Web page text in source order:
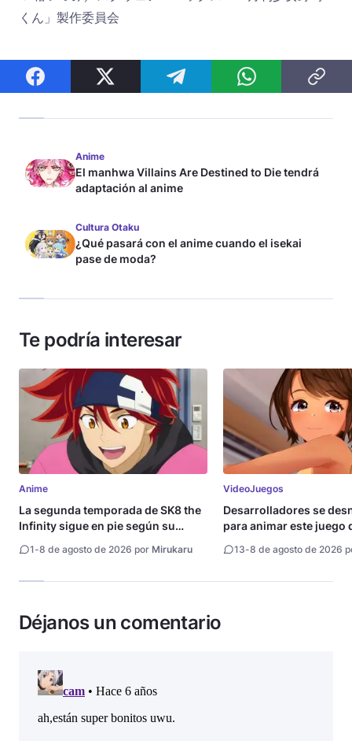
くん」製作委員会
Anime
El manhwa Villains Are Destined to Die tendrá
adaptación al anime
Cultura Otaku
¿Qué pasará con el anime cuando el isekai
pase de moda?
Te podría interesar
Anime
La segunda temporada de SK8 the
Infinity sigue en pie según su
1-8 de agosto de 2026 por Mirukaru
VideoJuegos
Desarrolladores se
para animar este juego
13-8 de agosto de 2026
Déjanos un comentario